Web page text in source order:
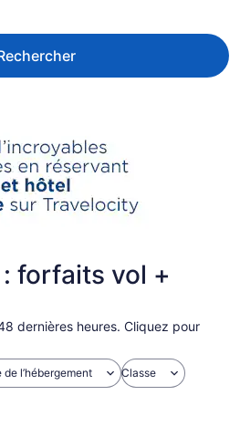
forfaits vol +
dernières heures. Cliquez pour
l’hébergement
Classe